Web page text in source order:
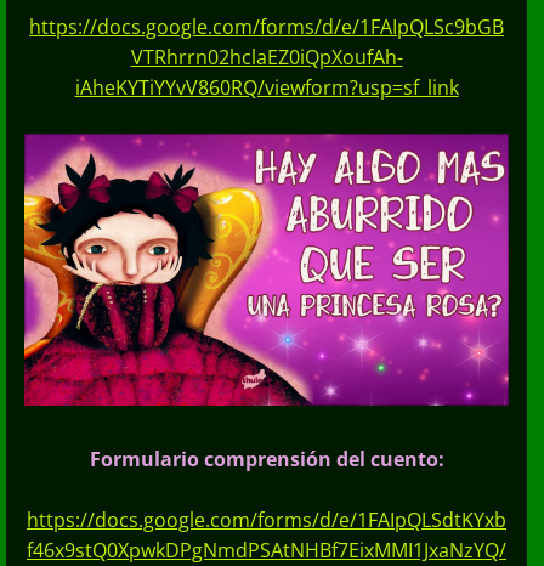
https://docs.google.com/forms/d/e/1FAIpQLSc9bGB
VTRhrrn02hclaEZ0iQpXoufAh-
iAheKYTiYYvV860RQ/viewform?usp=sf_link
Formulario comprensión del cuento:
https://docs.google.com/forms/d/e/1FAIpQLSdtKYxb
f46x9stQ0XpwkDPgNmdPSAtNHBf7EixMMI1JxaNzYQ/